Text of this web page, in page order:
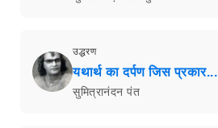
उद्धरण
यथार्थ का दर्पण जिस प्रकार...
सुमित्रानंदन पंत